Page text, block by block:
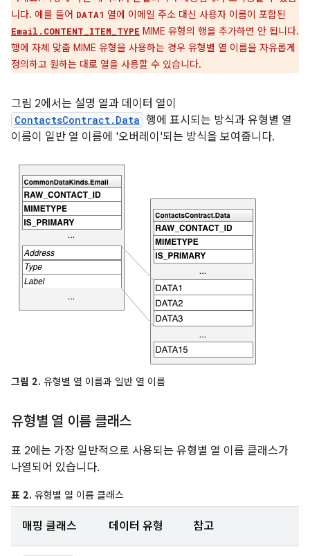
니다. 예를 들어 DATA1 열에 이메일 주소 대신 사용자 이름이 포함된
Email.CONTENT_ITEM_TYPE MIME 유형의 행을 추가하면 안 됩니다.
행에 자체 맞춤 MIME 유형을 사용하는 경우 유형별 열 이름을 자유롭게
정의하고 원하는 대로 열을 사용할 수 있습니다.
그림 2에서는 설명 열과 데이터 열이
ContactsContract.Data 행에 표시되는 방식과 유형별 열
이름이 일반 열 이름에 '오버레이'되는 방식을 보여줍니다.
그림 2. 유형별 열 이름과 일반 열 이름
유형별 열 이름 클래스
표 2에는 가장 일반적으로 사용되는 유형별 열 이름 클래스가
나열되어 있습니다.
표 2. 유형별 열 이름 클래스
매핑 클래스 데이터 유형 참고